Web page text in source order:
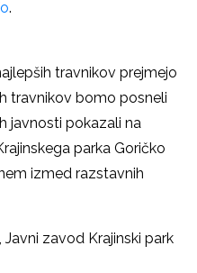
.
travnikov prejmejo
travnikov bomo posneli
javnosti pokazali na
parka Goričko
izmed razstavnih
zavod Krajinski park